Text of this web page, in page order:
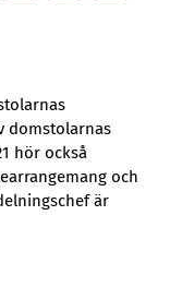
domstolarnas
hör också
och
är